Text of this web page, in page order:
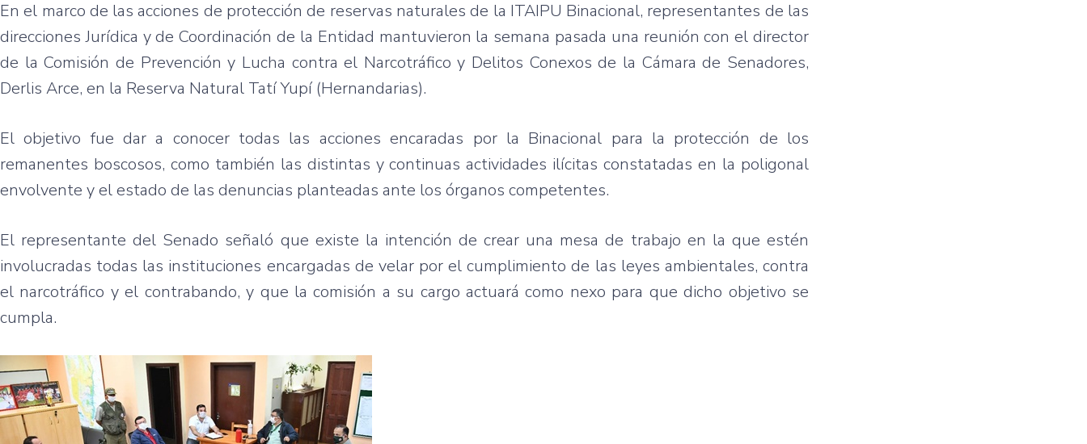
En el marco de las acciones de protección de reservas naturales de la ITAIPU Binacional, representantes de las
direcciones Jurídica y de Coordinación de la Entidad mantuvieron la semana pasada una reunión con el director
de la Comisión de Prevención y Lucha contra el Narcotráfico y Delitos Conexos de la Cámara de Senadores,
Derlis Arce, en la Reserva Natural Tatí Yupí (Hernandarias).
El objetivo fue dar a conocer todas las acciones encaradas por la Binacional para la protección de los
remanentes boscosos, como también las distintas y continuas actividades ilícitas constatadas en la poligonal
envolvente y el estado de las denuncias planteadas ante los órganos competentes.
El representante del Senado señaló que existe la intención de crear una mesa de trabajo en la que estén
involucradas todas las instituciones encargadas de velar por el cumplimiento de las leyes ambientales, contra
el narcotráfico y el contrabando, y que la comisión a su cargo actuará como nexo para que dicho objetivo se
cumpla.